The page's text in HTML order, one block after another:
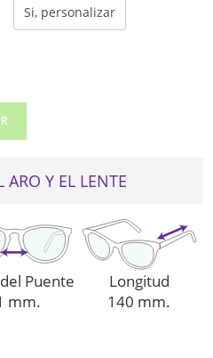
Si, personalizar
ARO Y EL LENTE
Puente
mm.
Longitud
140 mm.